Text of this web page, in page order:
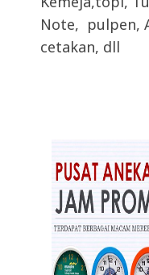
Note, pulpen,
cetakan, dll